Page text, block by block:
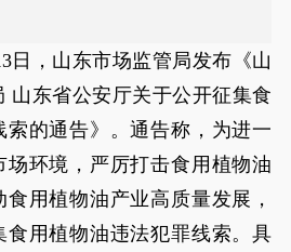
日，山东市场监管局发布《山
山东省公安厅关于公开征集食
索的通告》。通告称，为进一
场环境，严厉打击食用植物油
用植物油产业高质量发展，
食用植物油违法犯罪线索。具